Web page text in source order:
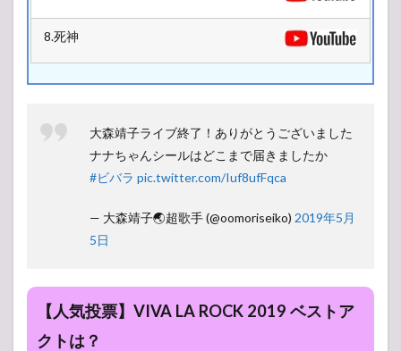
8.死神
大森靖子ライブ終了！ありがとうございました
ナナちゃんシールはどこまで届きましたか
#ビバラ pic.twitter.com/Iuf8ufFqca
— 大森靖子🌏超歌手 (@oomoriseiko) 2019年5月
5日
【人気投票】VIVA LA ROCK 2019 ベストア
クトは？